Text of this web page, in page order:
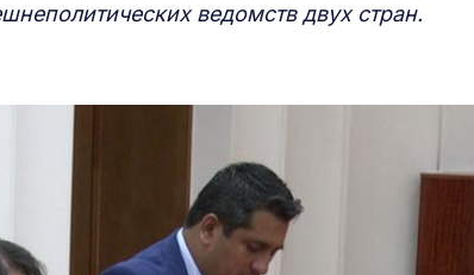
ведомств двух стран.